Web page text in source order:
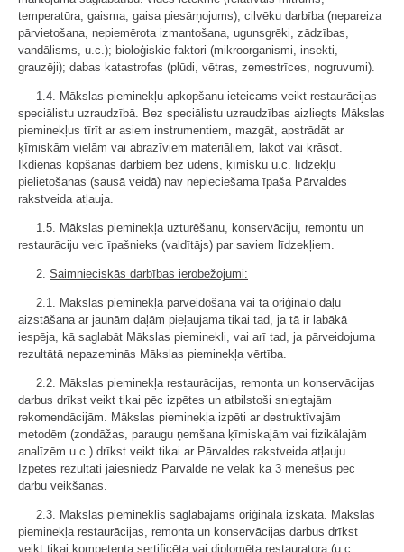
temperatūra, gaisma, gaisa piesārņojums); cilvēku darbība (nepareiza
pārvietošana, nepiemērota izmantošana, ugunsgrēki, zādzības,
vandālisms, u.c.); bioloģiskie faktori (mikroorganismi, insekti,
grauzēji); dabas katastrofas (plūdi, vētras, zemestrīces, nogruvumi).
1.4. Mākslas pieminekļu apkopšanu ieteicams veikt restaurācijas
speciālistu uzraudzībā. Bez speciālistu uzraudzības aizliegts Mākslas
pieminekļus tīrīt ar asiem instrumentiem, mazgāt, apstrādāt ar
ķīmiskām vielām vai abrazīviem materiāliem, lakot vai krāsot.
Ikdienas kopšanas darbiem bez ūdens, ķīmisku u.c. līdzekļu
pielietošanas (sausā veidā) nav nepieciešama īpaša Pārvaldes
rakstveida atļauja.
1.5. Mākslas pieminekļa uzturēšanu, konservāciju, remontu un
restaurāciju veic īpašnieks (valdītājs) par saviem līdzekļiem.
2. Saimnieciskās darbības ierobežojumi:
2.1. Mākslas pieminekļa pārveidošana vai tā oriģinālo daļu
aizstāšana ar jaunām daļām pieļaujama tikai tad, ja tā ir labākā
iespēja, kā saglabāt Mākslas pieminekli, vai arī tad, ja pārveidojuma
rezultātā nepazeminās Mākslas pieminekļa vērtība.
2.2. Mākslas pieminekļa restaurācijas, remonta un konservācijas
darbus drīkst veikt tikai pēc izpētes un atbilstoši sniegtajām
rekomendācijām. Mākslas pieminekļa izpēti ar destruktīvajām
metodēm (zondāžas, paraugu ņemšana ķīmiskajām vai fizikālajām
analīzēm u.c.) drīkst veikt tikai ar Pārvaldes rakstveida atļauju.
Izpētes rezultāti jāiesniedz Pārvaldē ne vēlāk kā 3 mēnešus pēc
darbu veikšanas.
2.3. Mākslas piemineklis saglabājams oriģinālā izskatā. Mākslas
pieminekļa restaurācijas, remonta un konservācijas darbus drīkst
veikt tikai kompetenta sertificēta vai diplomēta restauratora (u.c.